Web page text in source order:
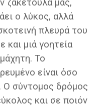
ζακετούλα μας,
ο λύκος, αλλά
πλευρά του
και μιά γοητεία
Το
είναι όσο
Ο σύντομος δρόμος
και σε ποιόν